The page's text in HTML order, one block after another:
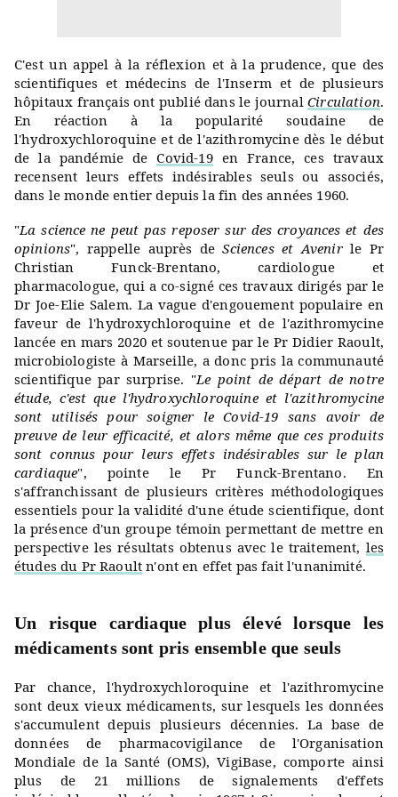
C'est un appel à la réflexion et à la prudence, que des
scientifiques et médecins de l'Inserm et de plusieurs
hôpitaux français ont publié dans le journalCirculation.
En réaction à la popularité soudaine de
l'hydroxychloroquine et de l'azithromycine dès le début
de la pandémie de Covid-19 en France, ces travaux
recensent leurs effets indésirables seuls ou associés,
dans le monde entier depuis la fin des années 1960.
"La science ne peut pas reposer sur des croyances et des
opinions", rappelle auprès deSciences et Avenirle Pr
Christian Funck-Brentano, cardiologue et
pharmacologue, qui a co-signé ces travaux dirigés par le
Dr Joe-Elie Salem. La vague d'engouement populaire en
faveur de l'hydroxychloroquine et de l'azithromycine
lancée en mars 2020 et soutenue par le Pr Didier Raoult,
microbiologiste à Marseille, a donc pris la communauté
scientifique par surprise. "Le point de départ de notre
étude, c'est que l'hydroxychloroquine et l'azithromycine
sont utilisés pour soigner le Covid-19 sans avoir de
preuve de leur efficacité, et alors même que ces produits
sont connus pour leurs effets indésirables sur le plan
cardiaque", pointe le Pr Funck-Brentano. En
s'affranchissant de plusieurs critères méthodologiques
essentiels pour la validité d'une étude scientifique, dont
la présence d'un groupe témoin permettant de mettre en
perspective les résultats obtenus avec le traitement, les
études du Pr Raoult n'ont en effet pas fait l'unanimité.
Un risque cardiaque plus élevé lorsque les
médicaments sont pris ensemble que seuls
Par chance, l'hydroxychloroquine et l'azithromycine
sont deux vieux médicaments, sur lesquels les données
s'accumulent depuis plusieurs décennies. La base de
données de pharmacovigilance de l'Organisation
Mondiale de la Santé (OMS), VigiBase, comporte ainsi
plus de 21 millions de signalements d'effets